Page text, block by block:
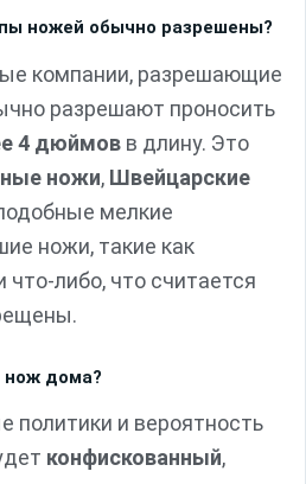
ножей обычно разрешены?
компании, разрешающие
разрешают проносить
4 дюймов в длину. Это
ножи, Швейцарские
мелкие
ножи, такие как
что-либо, что считается
нож дома?
политики и вероятность
конфискованный,